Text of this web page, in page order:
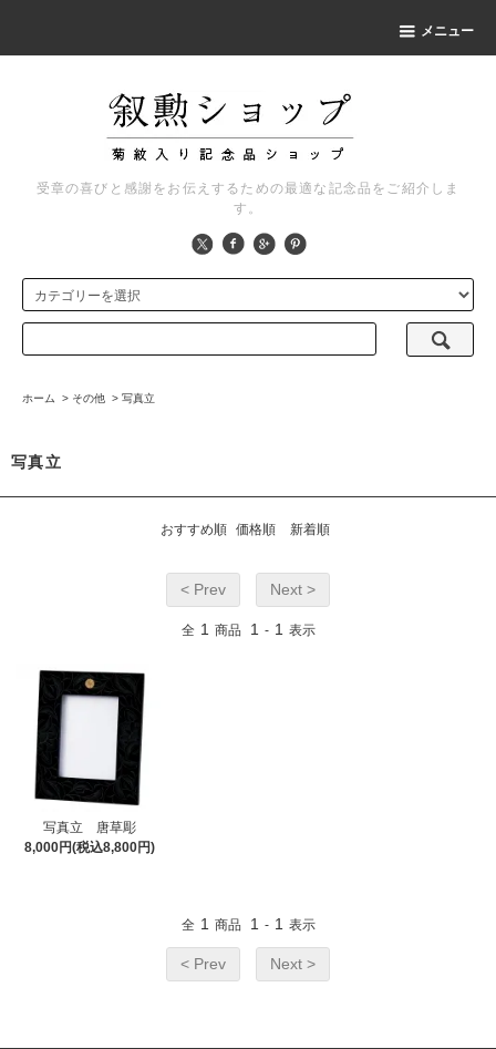
メニュー
受章の喜びと感謝をお伝えするための最適な記念品をご紹介しま
す。
ホーム > その他 > 写真立
写真立
おすすめ順 価格順 新着順
< Prev Next >
全 1 商品 1 - 1 表示
写真立 唐草彫
8,000円(税込8,800円)
全 1 商品 1 - 1 表示
< Prev Next >